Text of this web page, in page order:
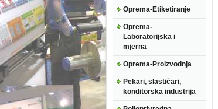
Oprema-Etiketiranje
Oprema-
Laboratorijska i
mjerna
Oprema-Proizvodnja
Pekari, slastičari,
konditorska industrija